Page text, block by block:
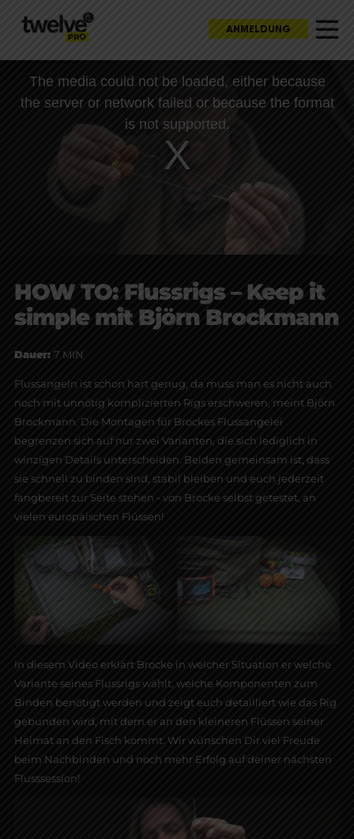
ANMELDUNG
modal
The media could not be loaded, either because
the server or network failed or because the format
is not supported.
HOW TO: Flussrigs – Keep it
simple mit Björn Brockmann
Dauer: 7 MIN
Flussangeln ist schon hart genug, da muss man es nicht auch
noch mit unnötig komplizierten Rigs erschweren, meint Björn
Brockmann. Die Montagen für Brockes Flussangelei
begrenzen sich auf nur zwei Varianten, die sich lediglich in
winzigen Details unterscheiden. Beiden gemeinsam ist, dass
sie schnell zu binden sind, stabil bleiben und euch jederzeit
fangbereit zur Seite stehen - von Brocke selbst getestet, an
vielen europäischen Flüssen!
In diesem Video erklärt Brocke in welcher Situation er welche
Variante seines Flussrigs wählt, welche Komponenten zum
Binden benötigt werden und zeigt euch detailliert wie das Rig
gebunden wird, mit dem er an den kleineren Flüssen seiner
Heimat an den Fisch kommt. Wir wünschen Dir viel Freude
beim Nachbinden und noch mehr Erfolg auf deiner nächsten
Flusssession!